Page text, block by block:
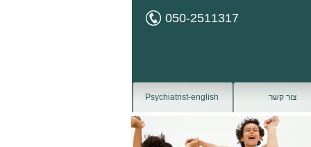
050-2511317
צור קשר Psychiatrist-english